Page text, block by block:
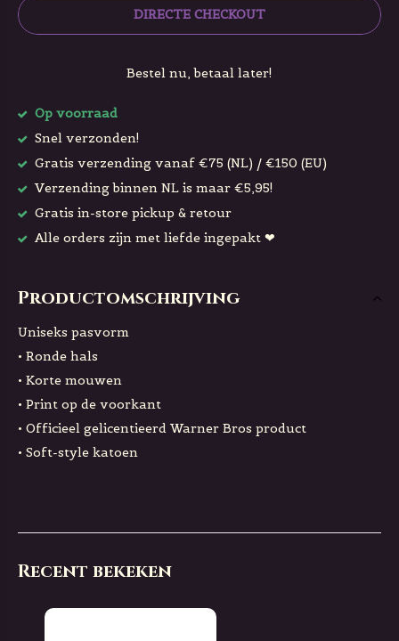
DIRECTE CHECKOUT
Bestel nu, betaal later!
Op voorraad
Snel verzonden!
Gratis verzending vanaf €75 (NL) / €150 (EU)
Verzending binnen NL is maar €5,95!
Gratis in-store pickup & retour
Alle orders zijn met liefde ingepakt ❤
Productomschrijving
Uniseks pasvorm
• Ronde hals
• Korte mouwen
• Print op de voorkant
• Officieel gelicentieerd Warner Bros product
• Soft-style katoen
Recent bekeken